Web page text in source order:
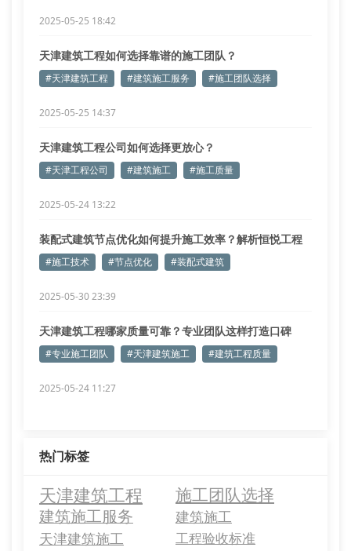
2025-05-25 18:42
天津建筑工程如何选择靠谱的施工团队？
#天津建筑工程 #建筑施工服务 #施工团队选择
2025-05-25 14:37
天津建筑工程公司如何选择更放心？
#天津工程公司 #建筑施工 #施工质量
2025-05-24 13:22
装配式建筑节点优化如何提升施工效率？解析恒悦工程
核心技术
#施工技术 #节点优化 #装配式建筑
2025-05-30 23:39
天津建筑工程哪家质量可靠？专业团队这样打造口碑
#专业施工团队 #天津建筑施工 #建筑工程质量
2025-05-24 11:27
热门标签
天津建筑工程 施工团队选择
建筑施工服务
建筑施工
天津建筑施工
工程验收标准